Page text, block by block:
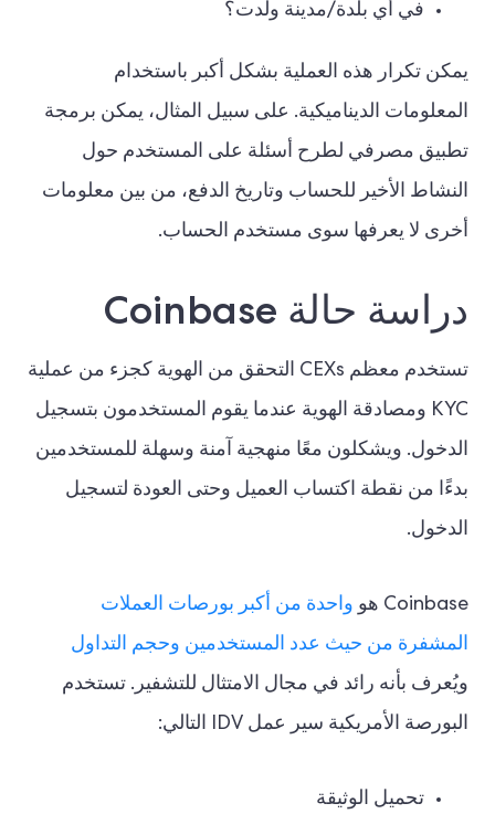
في أي بلدة/مدينة ولدت؟
يمكن تكرار هذه العملية بشكل أكبر باستخدام
المعلومات الديناميكية. على سبيل المثال، يمكن برمجة
تطبيق مصرفي لطرح أسئلة على المستخدم حول
النشاط الأخير للحساب وتاريخ الدفع، من بين معلومات
أخرى لا يعرفها سوى مستخدم الحساب.
دراسة حالة Coinbase
تستخدم معظم CEXs التحقق من الهوية كجزء من عملية
KYC ومصادقة الهوية عندما يقوم المستخدمون بتسجيل
الدخول. ويشكلون معًا منهجية آمنة وسهلة للمستخدمين
بدءًا من نقطة اكتساب العميل وحتى العودة لتسجيل
الدخول.
Coinbase هو
واحدة من أكبر بورصات العملات
المشفرة من حيث عدد المستخدمين وحجم التداول
ويُعرف بأنه رائد في مجال الامتثال للتشفير. تستخدم
البورصة الأمريكية سير عمل IDV التالي:
تحميل الوثيقة